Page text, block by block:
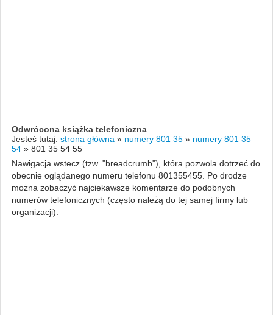
Odwrócona książka telefoniczna
Jesteś tutaj: strona główna » numery 801 35 » numery 801 35
54 » 801 35 54 55
Nawigacja wstecz (tzw. "breadcrumb"), która pozwola dotrzeć do
obecnie oglądanego numeru telefonu 801355455. Po drodze
można zobaczyć najciekawsze komentarze do podobnych
numerów telefonicznych (często należą do tej samej firmy lub
organizacji).